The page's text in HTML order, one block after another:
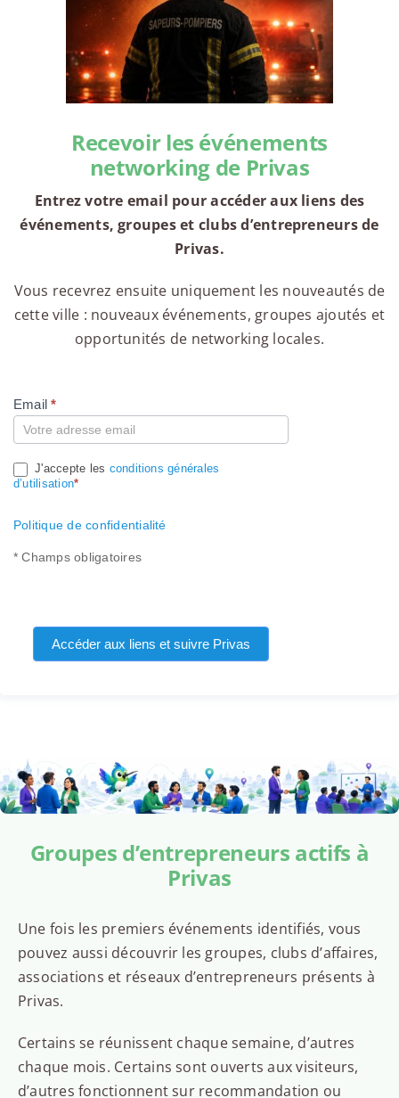
Recevoir les événements
networking de Privas
Entrez votre email pour accéder aux liens des
événements, groupes et clubs d’entrepreneurs de
Privas.
Vous recevrez ensuite uniquement les nouveautés de
cette ville : nouveaux événements, groupes ajoutés et
opportunités de networking locales.
Compte
Email*
J'accepte les conditions générales
d’utilisation*
Politique de confidentialité
* Champs obligatoires
Accéder aux liens et suivre Privas
Groupes d’entrepreneurs actifs à
Privas
Une fois les premiers événements identifiés, vous
pouvez aussi découvrir les groupes, clubs d’affaires,
associations et réseaux d’entrepreneurs présents à
Privas.
Certains se réunissent chaque semaine, d’autres
chaque mois. Certains sont ouverts aux visiteurs,
d’autres fonctionnent sur recommandation ou